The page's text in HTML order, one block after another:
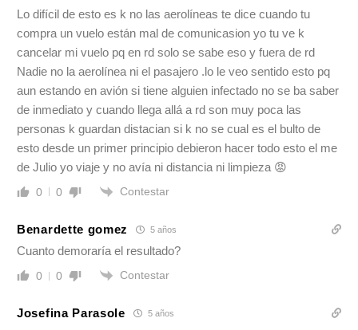
Lo difícil de esto es k no las aerolíneas te dice cuando tu
compra un vuelo están mal de comunicasion yo tu ve k
cancelar mi vuelo pq en rd solo se sabe eso y fuera de rd
Nadie no la aerolínea ni el pasajero .lo le veo sentido esto pq
aun estando en avión si tiene alguien infectado no se ba saber
de inmediato y cuando llega allá a rd son muy poca las
personas k guardan distacian si k no se cual es el bulto de
esto desde un primer principio debieron hacer todo esto el me
de Julio yo viaje y no avía ni distancia ni limpieza 😡
0 0 Contestar
Benardette gomez 5 años
Cuanto demoraría el resultado?
0 0 Contestar
Josefina Parasole 5 años